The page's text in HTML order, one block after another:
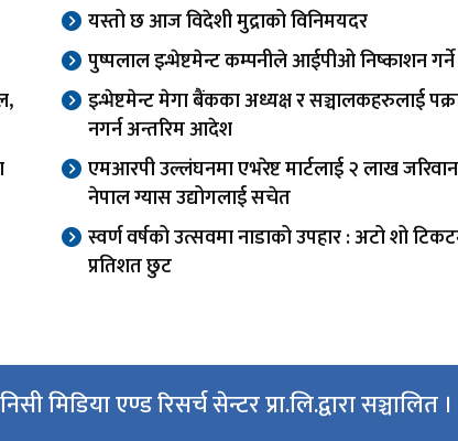
यस्तो छ आज विदेशी मुद्राको विनिमयदर
पुष्पलाल इन्भेष्टमेन्ट कम्पनीले आईपीओ निष्काशन गर्ने
इन्भेष्टमेन्ट मेगा बैंकका अध्यक्ष र सञ्चालकहरुलाई
नगर्न अन्तरिम आदेश
एमआरपी उल्लंघनमा एभरेष्ट मार्टलाई २ लाख
नेपाल ग्यास उद्योगलाई सचेत
स्वर्ण वर्षको उत्सवमा नाडाको उपहार : अटो शो
प्रतिशत छुट
मिडिया एण्ड रिसर्च सेन्टर प्रा.लि.द्वारा सञ्चालित ।